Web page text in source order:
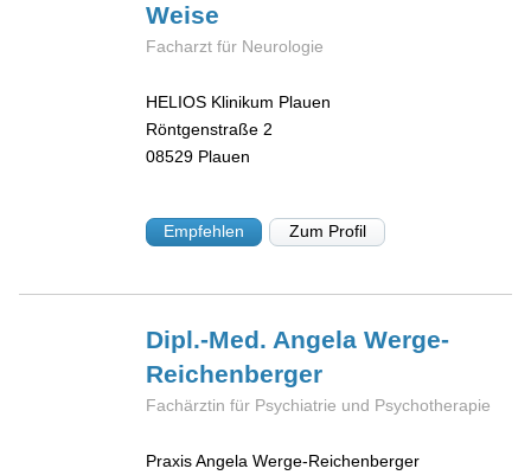
Weise
Facharzt für Neurologie
HELIOS Klinikum Plauen
Röntgenstraße 2
08529 Plauen
Empfehlen Zum Profil
Dipl.-Med. AngelaWerge-
Reichenberger
Fachärztin für Psychiatrie und Psychotherapie
Praxis Angela Werge-Reichenberger